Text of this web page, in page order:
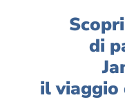
di
il viaggio